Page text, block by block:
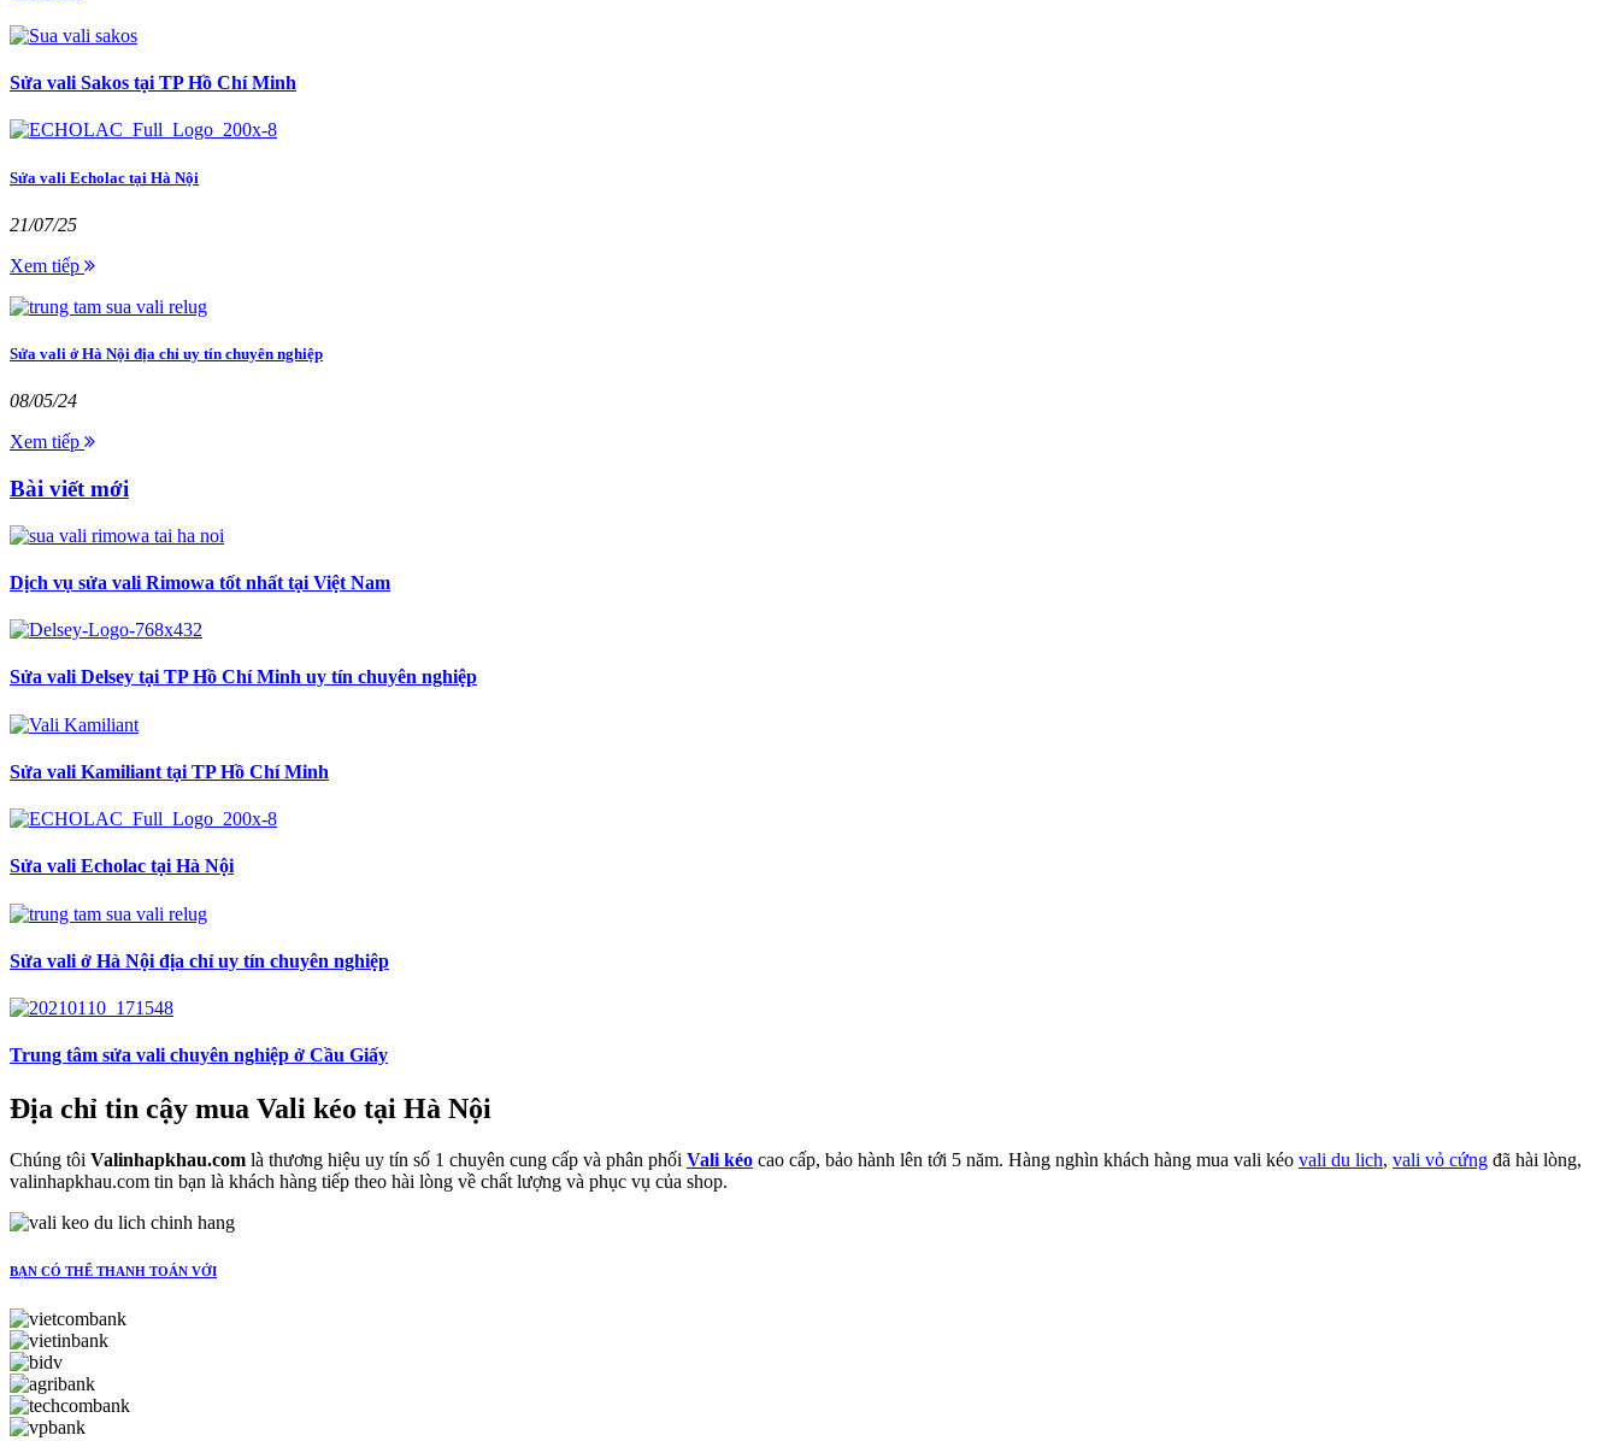
Sửa vali Sakos tại TP Hồ Chí Minh
Sửa vali Echolac tại Hà Nội
21/07/25
Xem tiếp
Sửa vali ở Hà Nội địa chỉ uy tín chuyên nghiệp
08/05/24
Xem tiếp
Bài viết mới
Dịch vụ sửa vali Rimowa tốt nhất tại Việt Nam
Sửa vali Delsey tại TP Hồ Chí Minh uy tín chuyên nghiệp
Sửa vali Kamiliant tại TP Hồ Chí Minh
Sửa vali Echolac tại Hà Nội
Sửa vali ở Hà Nội địa chỉ uy tín chuyên nghiệp
Trung tâm sửa vali chuyên nghiệp ở Cầu Giấy
Địa chỉ tin cậy mua Vali kéo tại Hà Nội
Chúng tôi Valinhapkhau.com là thương hiệu uy tín số 1 chuyên cung cấp và phân phối Vali kéo cao cấp, bảo hành lên tới 5 năm. Hàng nghìn khách hàng mua vali kéo vali du lich, vali vỏ cứng đã hài lòng,
valinhapkhau.com tin bạn là khách hàng tiếp theo hài lòng về chất lượng và phục vụ của shop.
BẠN CÓ THỂ THANH TOÁN VỚI